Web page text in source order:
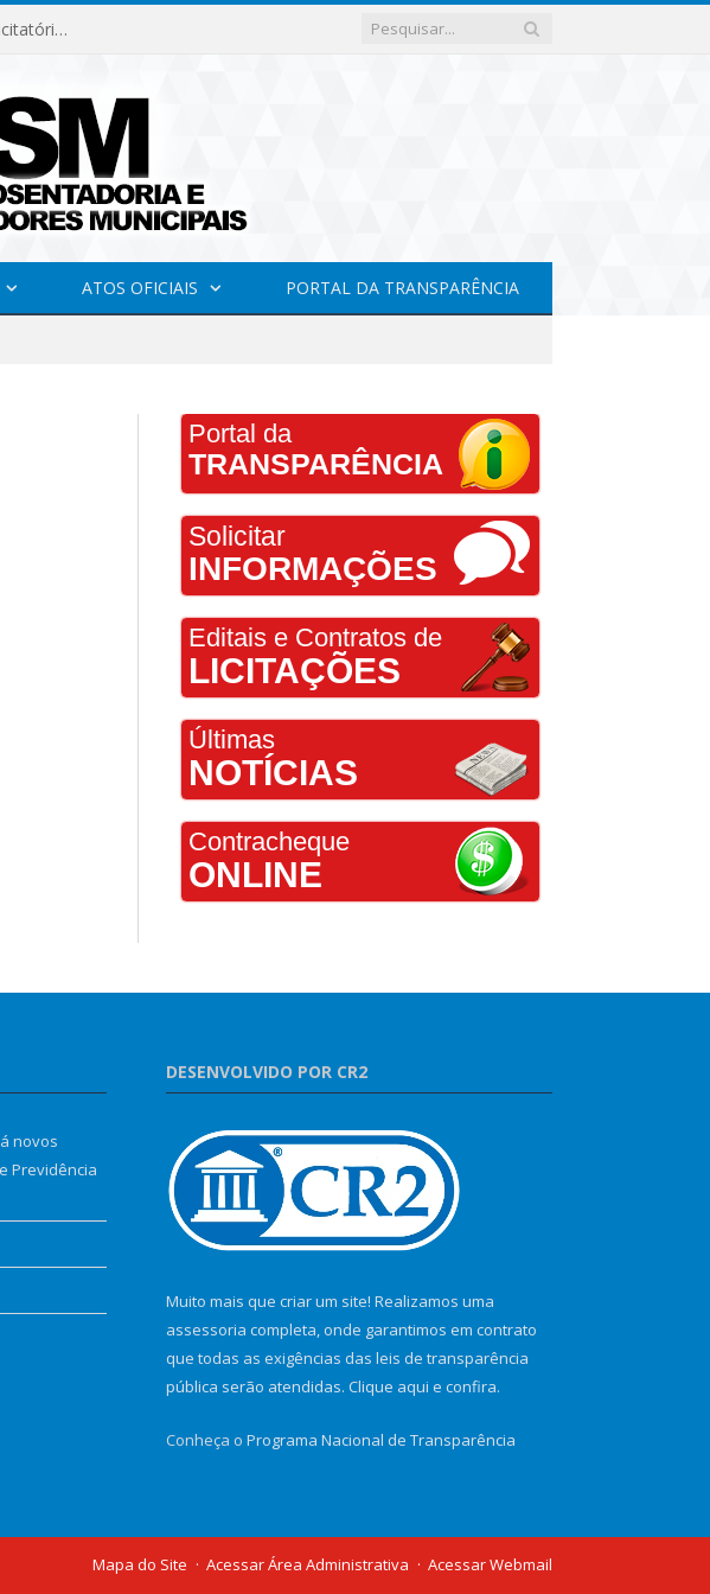
Declaramos que até o momento, não há novos processos licitatórios para o Instituto de Previdência no ano de 2026.
ATOS OFICIAIS PORTAL DA TRANSPARÊNCIA
Portal da
TRANSPARÊNCIA
Solicitar
INFORMAÇÕES
Editais e Contratos de
LICITAÇÕES
Últimas
NOTÍCIAS
Contracheque
ONLINE
novos
Previdência
DESENVOLVIDO POR CR2
Muito mais que criar um site! Realizamos uma
assessoria completa, onde garantimos em contrato
que todas as exigências das leis de transparência
pública serão atendidas. Clique aqui e confira.
Conheça o Programa Nacional de Transparência
Mapa do Site Acessar Área Administrativa Acessar Webmail